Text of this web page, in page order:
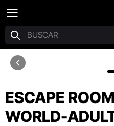
ESCAPE
WORLD-